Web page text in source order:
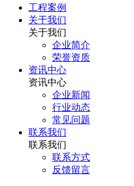
工程案例
关于我们
关于我们
企业简介
荣誉资质
资讯中心
资讯中心
企业新闻
行业动态
常见问题
联系我们
联系我们
联系方式
反馈留言